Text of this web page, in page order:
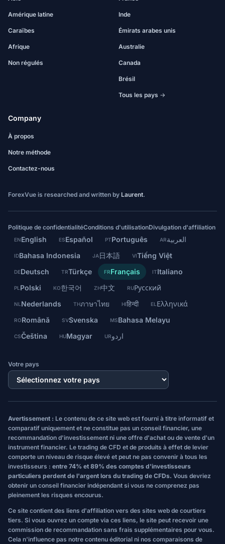
Amérique latine
Caraïbes
Afrique
Non régulés
Inde
Émirats arabes unis
Australie
Canada
Brésil
Tous les pays →
Company
À propos
Notre méthode
Contactez-nous
ForexVue is researched and written by Laurent.
Politique de confidentialitéConditions d'utilisationDivulgation d'affiliation
ENEnglish ESEspañol PTPortuguês ARالعربية
IDBahasa Indonesia JA日本語 VITiếng Việt
DEDeutsch TRTürkçe FRFrançais ITItaliano
PL Polski KO한국어 ZH中文 RUРусский
NL Nederlands THภาษาไทย HIहिन्दी EL Ελληνικά
RORomână SVSvenska MSBahasa Melayu
CSČeština HUMagyar URاردو
Votre pays
Avertissement : Le contenu de ce site web est fourni à titre informatif et
comparatif uniquement et ne constitue pas un conseil financier, une
recommandation d'investissement ni une offre d'achat ou de vente d'un
instrument financier. Le trading de CFD et de produits à effet de levier
comporte un niveau de risque élevé et peut ne pas convenir à tous les
investisseurs : entre 74% et 89% des comptes d'investisseurs
particuliers perdent de l'argent lors du trading de CFDs. Vous devriez
obtenir un conseil financier indépendant si vous ne comprenez pas
pleinement les risques encourus.
Ce site contient des liens d'affiliation vers des sites web de courtiers
tiers. Si vous ouvrez un compte via ces liens, le site peut recevoir une
commission de recommandation sans frais supplémentaires pour vous.
Cela n'influence pas notre contenu éditorial ni nos comparaisons de